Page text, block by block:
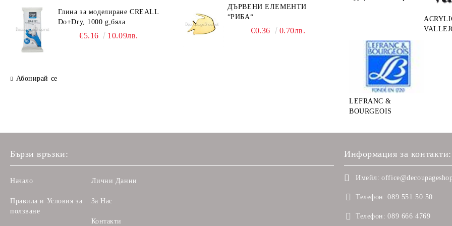
Глина за моделиране CREALL
Do+Dry, 1000 g,бяла
€5.16 10.09лв.
Абонирай се
ДЪРВЕНИ ЕЛЕМЕНТИ
“РИБА“
€0.36 0.70лв.
LEFRANC &
BOURGEOIS
Бързи връзки:
Начало
Правила и Условия за
ползване
Лични Данни
За Нас
Контакти
Информация за контакти:
Имейл:
Телефон: 089 551 50 50
Телефон: 089 666 4769